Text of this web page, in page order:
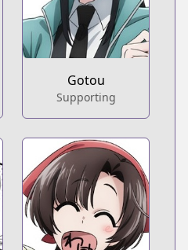
Gotou
Supporting